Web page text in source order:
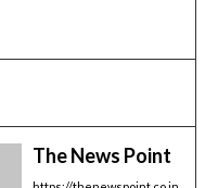
The News Point